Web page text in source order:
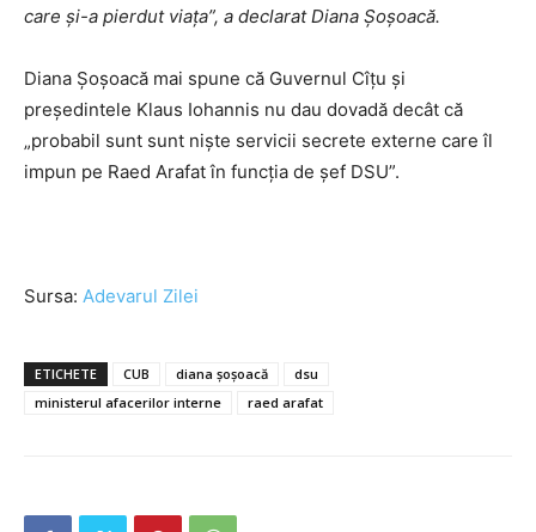
care şi-a pierdut viaţa”, a declarat Diana Şoşoacă.
Diana Șoșoacă mai spune că Guvernul Cîțu și
președintele Klaus Iohannis nu dau dovadă decât că
„probabil sunt sunt nişte servicii secrete externe care îl
impun pe Raed Arafat în funcţia de şef DSU”.
Sursa: Adevarul Zilei
ETICHETE CUB diana șoșoacă
dsu
ministerul afacerilor interne
raed arafat